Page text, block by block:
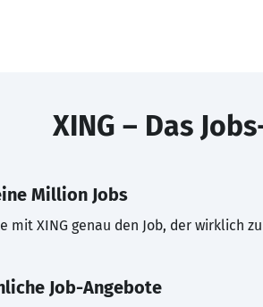
XING – Das
Million Jobs
mit XING genau den Job, der wirklich
Job-Angebote